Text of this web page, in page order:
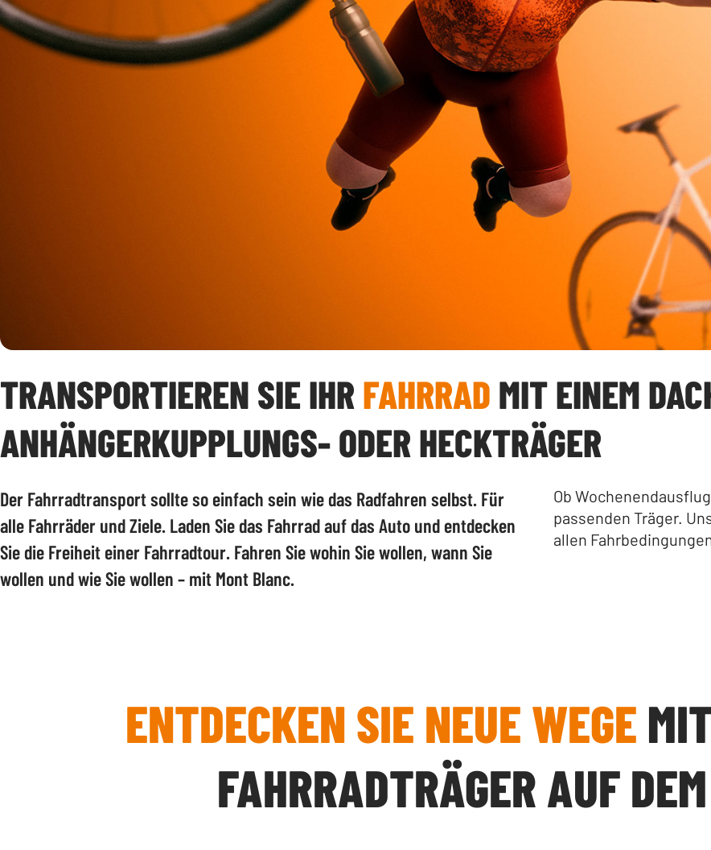
TRANSPORTIEREN SIE IHR FAHRRAD MIT EINEM
ANHÄNGERKUPPLUNGS- ODER HECKTRÄGER
Der Fahrradtransport sollte so einfach sein wie das Radfahren selbst. Für
alle Fahrräder und Ziele. Laden Sie das Fahrrad auf das Auto und entdecken
Sie die Freiheit einer Fahrradtour. Fahren Sie wohin Sie wollen, wann Sie
wollen und wie Sie wollen – mit Mont Blanc.
Ob
passenden Träger.
allen
ENTDECKEN SIE NEUE WEGE
FAHRRADTRÄGER AUF